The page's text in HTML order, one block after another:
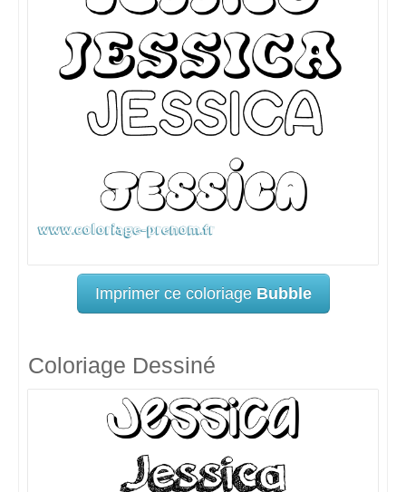
Imprimer ce coloriage Bubble
Coloriage Dessiné